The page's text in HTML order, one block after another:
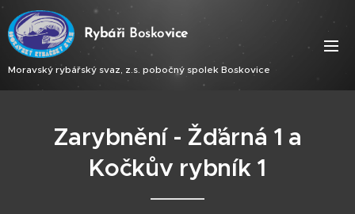
Rybáři Boskovice
Moravský rybářský svaz, z.s. pobočný spolek Boskovice
Zarybnění - Žďárná 1 a
Kočkův rybník 1